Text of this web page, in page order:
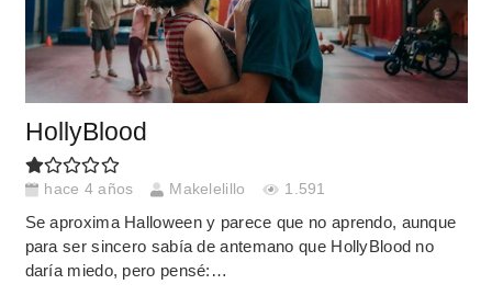
HollyBlood
hace 4 años Makelelillo 1.591
Se aproxima Halloween y parece que no aprendo, aunque
para ser sincero sabía de antemano que HollyBlood no
daría miedo, pero pensé:…